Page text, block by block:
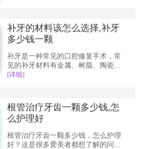
补牙的材料该怎么选择,补牙
多少钱一颗
补牙是一种常见的口腔修复手术，常
见的补牙材料有金属、树脂、陶瓷...
[详细]
根管治疗牙齿一颗多少钱,怎
么护理好
根管治疗牙齿一颗多少钱，怎么护理
好？这是很多爱美者都想了解的问...